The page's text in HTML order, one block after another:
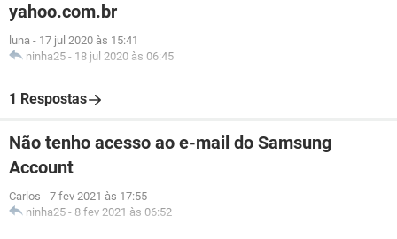
yahoo.com.br
luna - 17 jul 2020 às 15:41
ninha25 - 18 jul 2020 às 06:45
1 Respostas
Não tenho acesso ao e-mail do Samsung
Account
Carlos - 7 fev 2021 às 17:55
ninha25 - 8 fev 2021 às 06:52